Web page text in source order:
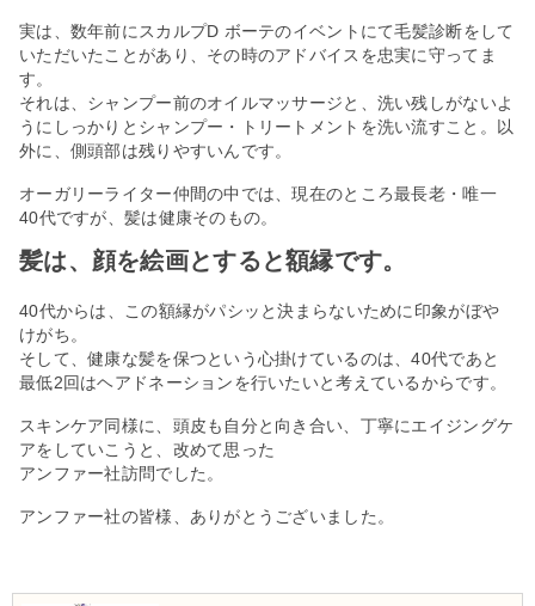
実は、数年前にスカルプD ボーテのイベントにて毛髪診断をして
いただいたことがあり、その時のアドバイスを忠実に守ってま
す。
それは、シャンプー前のオイルマッサージと、洗い残しがないよ
うにしっかりとシャンプー・トリートメントを洗い流すこと。以
外に、側頭部は残りやすいんです。
オーガリーライター仲間の中では、現在のところ最長老・唯一
40代ですが、髪は健康そのもの。
髪は、顔を絵画とすると額縁です。
40代からは、この額縁がパシッと決まらないために印象がぼや
けがち。
そして、健康な髪を保つという心掛けているのは、40代であと
最低2回はヘアドネーションを行いたいと考えているからです。
スキンケア同様に、頭皮も自分と向き合い、丁寧にエイジングケ
アをしていこうと、改めて思った
アンファー社訪問でした。
アンファー社の皆様、ありがとうございました。